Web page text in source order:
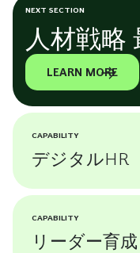
NEXT SECTION
人材戦略
LEARN MORE
CAPABILITY
デジタルHR
CAPABILITY
リーダー育成